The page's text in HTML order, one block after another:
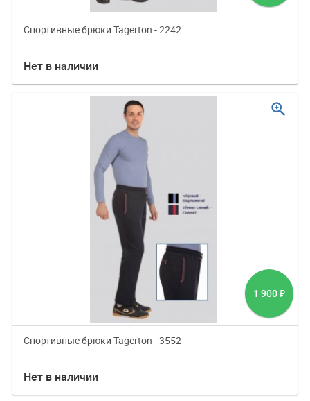
Спортивные брюки Tagerton - 2242
Нет в наличии
1 900 ₽
Спортивные брюки Tagerton - 3552
Нет в наличии
zoom_in